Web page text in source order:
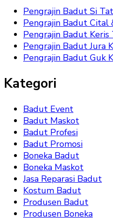
Pengrajin Badut Si
Pengrajin Badut Cital
Pengrajin Badut
Pengrajin Badut Jura
Pengrajin Badut Guk
Kategori
Badut Event
Badut Maskot
Badut Profesi
Badut Promosi
Boneka Badut
Boneka Maskot
Jasa Reparasi Badut
Kostum Badut
Produsen Badut
Produsen Boneka